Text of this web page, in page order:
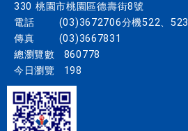
330 桃園市桃園區德壽街8號
電話
(03)3672706分機522、523
傳真
(03)3667831
總瀏覽數
860778
今日瀏覽
198